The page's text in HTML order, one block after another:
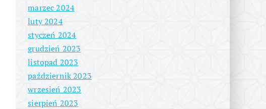
marzec 2024
luty 2024
styczeń 2024
grudzień 2023
listopad 2023
październik 2023
wrzesień 2023
sierpień 2023